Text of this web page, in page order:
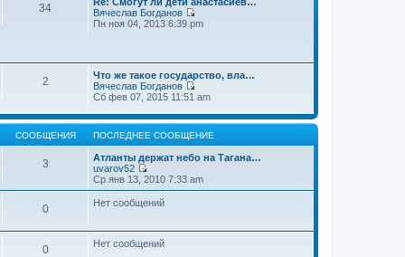
е
н
и
о
о
б
н
и
ю
с
л
е
м
у
с
о
б
щ
е
н
и
ю
и
п
д
е
м
у
с
о
о
щ
е
34
Вячеслав Богданов
П
й
т
к
о
с
л
д
е
м
Пн ноя 04, 2013 6:39 pm
2
Что же такое государство, вла…
Вячеслав Богданов
П
р
е
й
т
и
п
о
д
Сб фев 07, 2015 11:51 am
СООБЩЕНИЯ ПОСЛЕДНЕЕ СООБЩЕНИЕ
3
Атланты держат небо на Тагана…
uvarov52
П
е
р
е
т
и
Ср янв 13, 2010 7:33 am
0 Нет сообщений
0 Нет сообщений